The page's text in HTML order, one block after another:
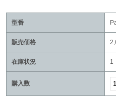
型番
販売価格
在庫状況 1
購入数